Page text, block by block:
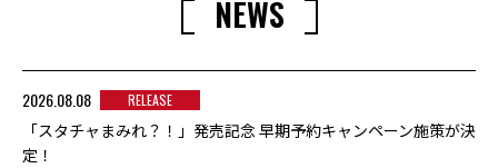
NEWS
2026.08.08 RELEASE
「スタチャまみれ？！」発売記念 早期予約キャンペーン施策が決
定！